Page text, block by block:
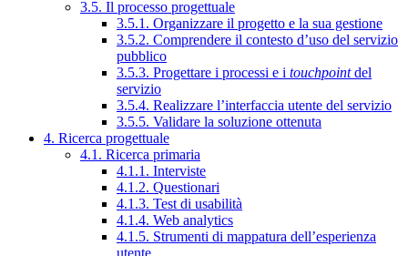
3.5. Il processo progettuale
3.5.1. Organizzare il progetto e la sua gestione
3.5.2. Comprendere il contesto d’uso del servizio
pubblico
3.5.3. Progettare i processi e i touchpointdel
servizio
3.5.4. Realizzare l’interfaccia utente del servizio
3.5.5. Validare la soluzione ottenuta
4. Ricerca progettuale
4.1. Ricerca primaria
4.1.1. Interviste
4.1.2. Questionari
4.1.3. Test di usabilità
4.1.4. Web analytics
4.1.5. Strumenti di mappatura dell’esperienza
utente